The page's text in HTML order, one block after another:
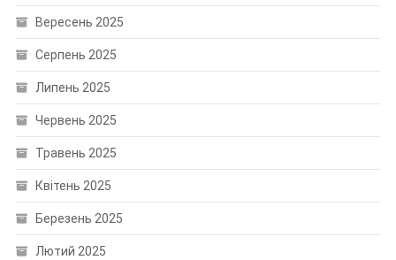
Вересень 2025
Серпень 2025
Липень 2025
Червень 2025
Травень 2025
Квітень 2025
Березень 2025
Лютий 2025